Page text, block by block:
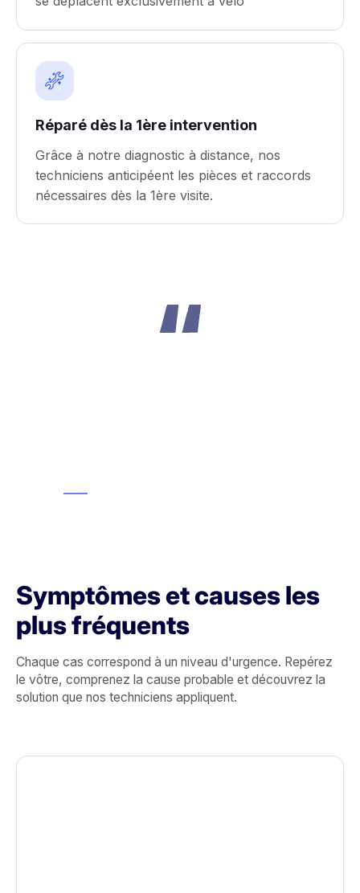
Réparé dès la 1ère intervention
Grâce à notre diagnostic à distance, nos
techniciens anticipéent les pièces et raccords
nécessaires dès la 1ère visite.
Amina
Symptômes et causes les
plus fréquents
Chaque cas correspond à un niveau d'urgence. Repérez
le vôtre, comprenez la cause probable et découvrez la
solution que nos techniciens appliquent.